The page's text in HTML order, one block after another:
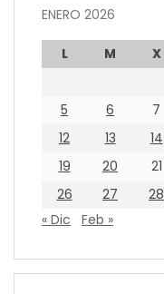
ENERO 2026
L M X
5
6 7
12
13 14
19
20 21
26
27 28
« Dic
Feb »